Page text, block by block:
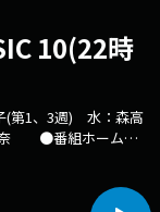
10(22時
(第1、3週) 水：森高
奈 ●番組ホームペ
#fmcocolo765」